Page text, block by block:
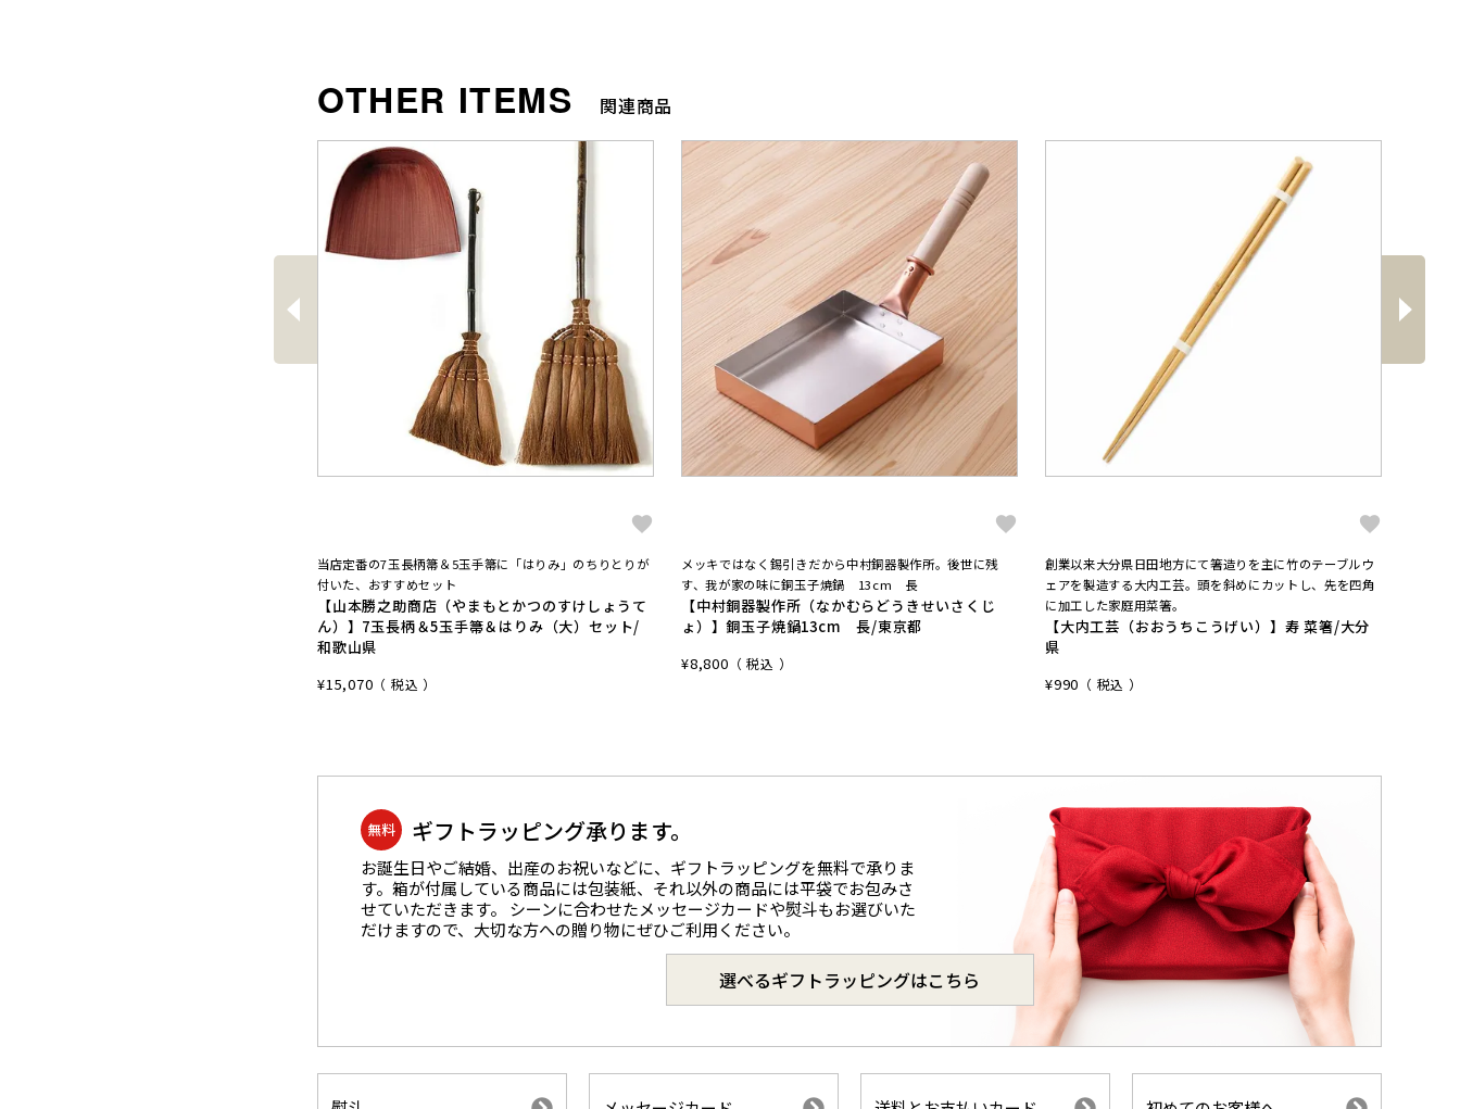
関連商品
前
へ
当店定番の7玉長柄箒＆5玉手箒に「はりみ」のちりとりが
付いた、おすすめセット
【山本勝之助商店（やまもとかつのすけしょうて
ん）】7玉長柄＆5玉手箒＆はりみ（大）セット/
和歌山県
¥15,070 税込
メッキではなく錫引きだから中村銅器製作所。後世に残
す、我が家の味に銅玉子焼鍋 13cm 長
【中村銅器製作所（なかむらどうきせいさくじ
ょ）】銅玉子焼鍋13cm 長/東京都
¥8,800 税込
創業以来大分県日田地方にて箸造りを主に竹のテーブルウ
ェアを製造する大内工芸。頭を斜めにカットし、先を四角
に加工した家庭用菜箸。
【大内工芸（おおうちこうげい）】寿 菜箸/大分
県
¥990 税込
次
へ
無料 ギフトラッピング承ります。
お誕生日やご結婚、出産のお祝いなどに、ギフトラッピングを無料で承りま
す。箱が付属している商品には包装紙、それ以外の商品には平袋でお包みさ
せていただきます。 シーンに合わせたメッセージカードや熨斗もお選びいた
だけますので、大切な方への贈り物にぜひご利用ください。
選べるギフトラッピングはこちら